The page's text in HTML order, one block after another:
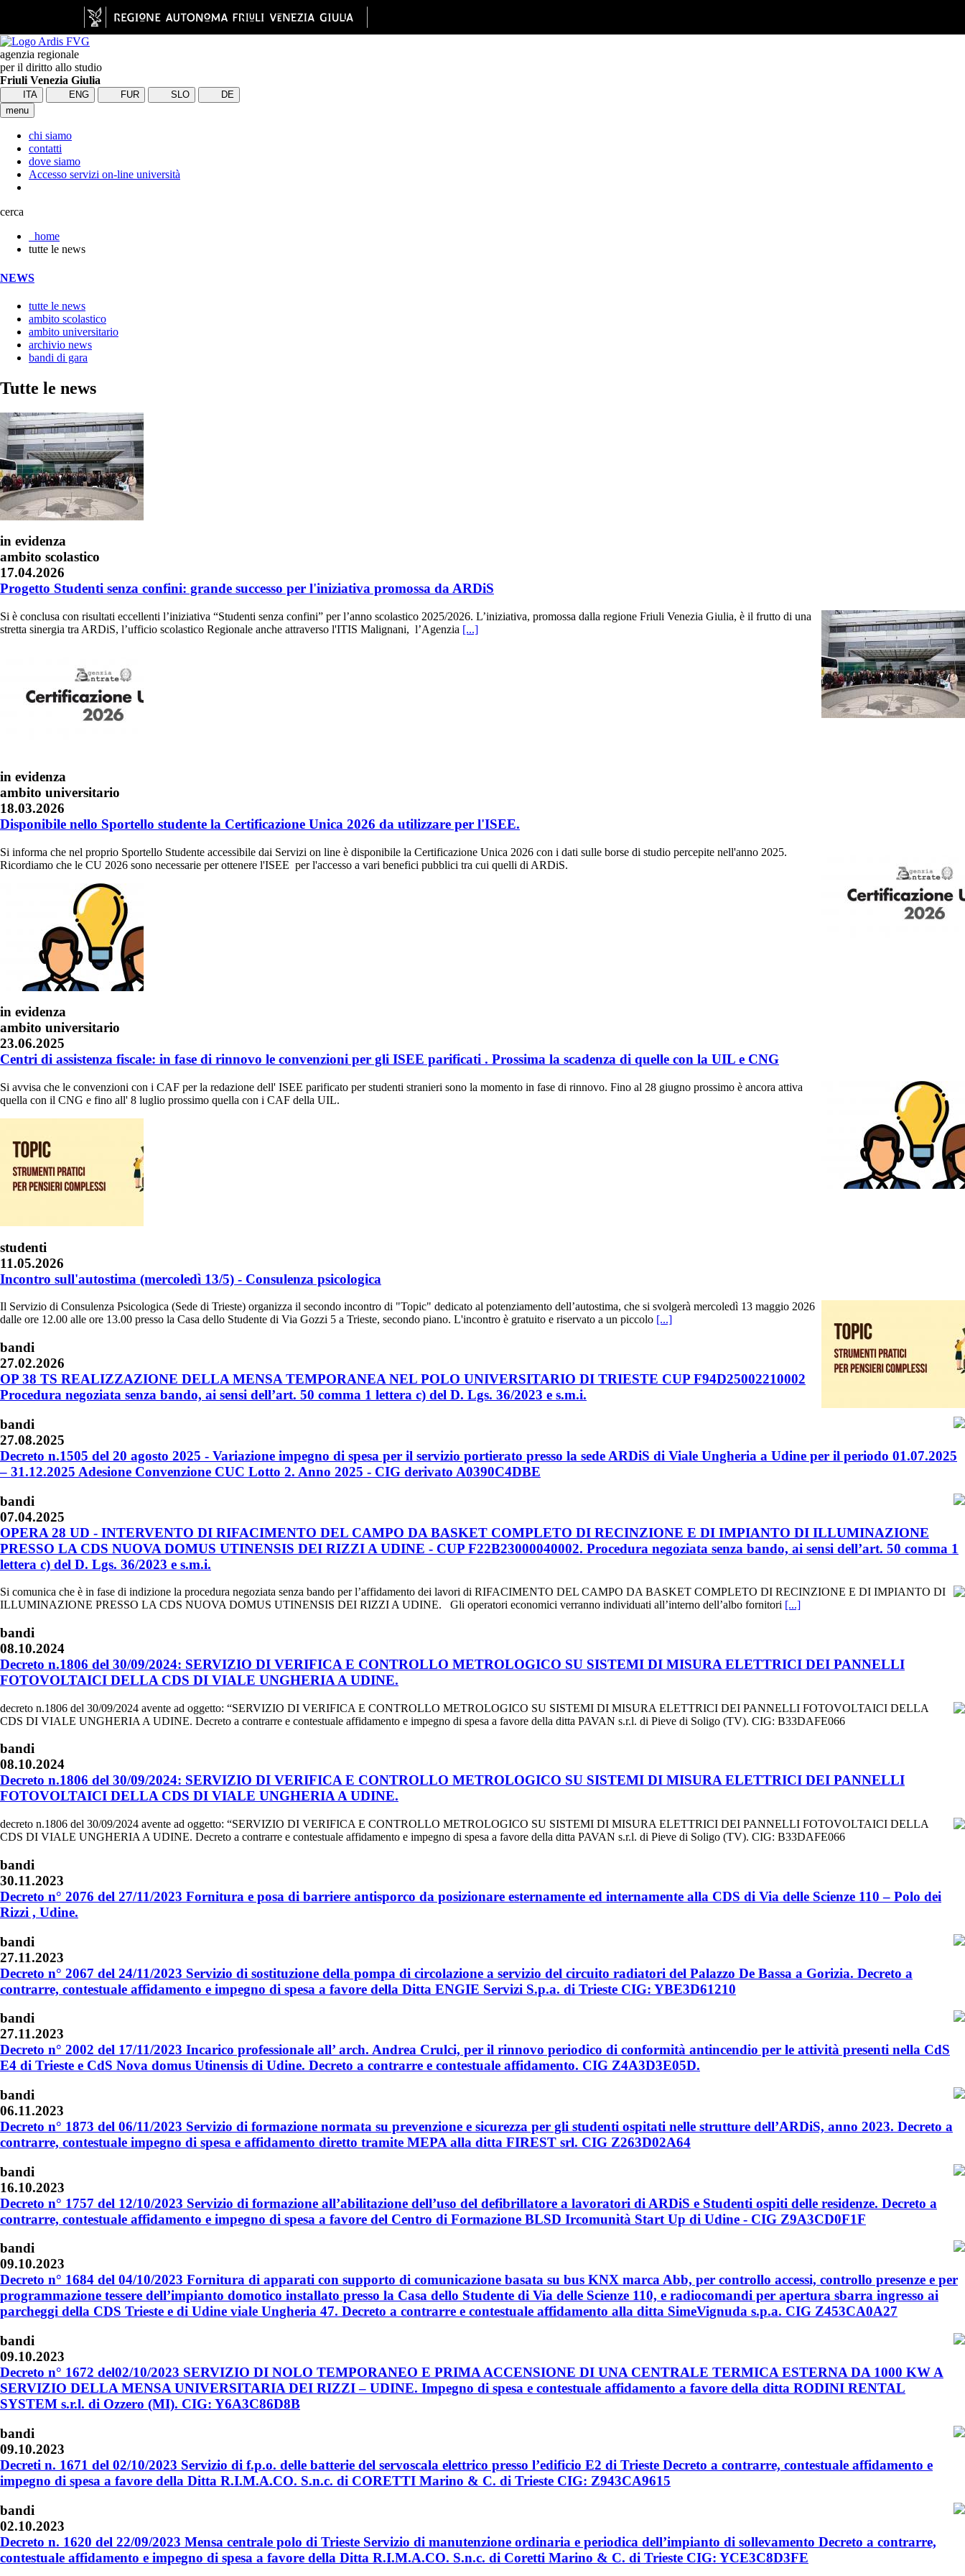
agenzia regionale
per il diritto allo studio
Friuli Venezia Giulia
ITA ENG FUR SLO
DE
menu
chi siamo
contatti
dove siamo
Accesso servizi on-line università
cerca
home
tutte le news
NEWS
tutte le news
ambito scolastico
ambito universitario
archivio news
bandi di gara
Tutte le news
in evidenza
ambito scolastico
17.04.2026
Progetto Studenti senza confini: grande successo per l'iniziativa promossa da ARDiS
Si è conclusa con risultati eccellenti l’iniziativa “Studenti senza confini” per l’anno scolastico 2025/2026. L’iniziativa, promossa dalla regione Friuli Venezia Giulia, è il frutto di una
stretta sinergia tra ARDiS, l’ufficio scolastico Regionale anche attraverso l'ITIS Malignani, l’Agenzia [...]
in evidenza
ambito universitario
18.03.2026
Disponibile nello Sportello studente la Certificazione Unica 2026 da utilizzare per l'ISEE.
Si informa che nel proprio Sportello Studente accessibile dai Servizi on line è disponibile la Certificazione Unica 2026 con i dati sulle borse di studio percepite nell'anno 2025.
Ricordiamo che le CU 2026 sono necessarie per ottenere l'ISEE per l'accesso a vari benefici pubblici tra cui quelli di ARDiS.
in evidenza
ambito universitario
23.06.2025
Centri di assistenza fiscale: in fase di rinnovo le convenzioni per gli ISEE parificati . Prossima la scadenza di quelle con la UIL e CNG
Si avvisa che le convenzioni con i CAF per la redazione dell' ISEE parificato per studenti stranieri sono la momento in fase di rinnovo. Fino al 28 giugno prossimo è ancora attiva
quella con il CNG e fino all' 8 luglio prossimo quella con i CAF della UIL.
studenti
11.05.2026
Incontro sull'autostima (mercoledì 13/5) - Consulenza psicologica
Il Servizio di Consulenza Psicologica (Sede di Trieste) organizza il secondo incontro di "Topic" dedicato al potenziamento dell’autostima, che si svolgerà mercoledì 13 maggio 2026
dalle ore 12.00 alle ore 13.00 presso la Casa dello Studente di Via Gozzi 5 a Trieste, secondo piano. L'incontro è gratuito e riservato a un piccolo [...]
bandi
27.02.2026
OP 38 TS REALIZZAZIONE DELLA MENSA TEMPORANEA NEL POLO UNIVERSITARIO DI TRIESTE CUP F94D25002210002
Procedura negoziata senza bando, ai sensi dell’art. 50 comma 1 lettera c) del D. Lgs. 36/2023 e s.m.i.
bandi
27.08.2025
Decreto n.1505 del 20 agosto 2025 - Variazione impegno di spesa per il servizio portierato presso la sede ARDiS di Viale Ungheria a Udine per il periodo 01.07.2025
– 31.12.2025 Adesione Convenzione CUC Lotto 2. Anno 2025 - CIG derivato A0390C4DBE
bandi
07.04.2025
OPERA 28 UD - INTERVENTO DI RIFACIMENTO DEL CAMPO DA BASKET COMPLETO DI RECINZIONE E DI IMPIANTO DI ILLUMINAZIONE
PRESSO LA CDS NUOVA DOMUS UTINENSIS DEI RIZZI A UDINE - CUP F22B23000040002. Procedura negoziata senza bando, ai sensi dell’art. 50 comma 1
lettera c) del D. Lgs. 36/2023 e s.m.i.
Si comunica che è in fase di indizione la procedura negoziata senza bando per l’affidamento dei lavori di RIFACIMENTO DEL CAMPO DA BASKET COMPLETO DI RECINZIONE E DI IMPIANTO DI
ILLUMINAZIONE PRESSO LA CDS NUOVA DOMUS UTINENSIS DEI RIZZI A UDINE. Gli operatori economici verranno individuati all’interno dell’albo fornitori [...]
bandi
08.10.2024
Decreto n.1806 del 30/09/2024: SERVIZIO DI VERIFICA E CONTROLLO METROLOGICO SU SISTEMI DI MISURA ELETTRICI DEI PANNELLI
FOTOVOLTAICI DELLA CDS DI VIALE UNGHERIA A UDINE.
decreto n.1806 del 30/09/2024 avente ad oggetto: “SERVIZIO DI VERIFICA E CONTROLLO METROLOGICO SU SISTEMI DI MISURA ELETTRICI DEI PANNELLI FOTOVOLTAICI DELLA
CDS DI VIALE UNGHERIA A UDINE. Decreto a contrarre e contestuale affidamento e impegno di spesa a favore della ditta PAVAN s.r.l. di Pieve di Soligo (TV). CIG: B33DAFE066
bandi
08.10.2024
Decreto n.1806 del 30/09/2024: SERVIZIO DI VERIFICA E CONTROLLO METROLOGICO SU SISTEMI DI MISURA ELETTRICI DEI PANNELLI
FOTOVOLTAICI DELLA CDS DI VIALE UNGHERIA A UDINE.
decreto n.1806 del 30/09/2024 avente ad oggetto: “SERVIZIO DI VERIFICA E CONTROLLO METROLOGICO SU SISTEMI DI MISURA ELETTRICI DEI PANNELLI FOTOVOLTAICI DELLA
CDS DI VIALE UNGHERIA A UDINE. Decreto a contrarre e contestuale affidamento e impegno di spesa a favore della ditta PAVAN s.r.l. di Pieve di Soligo (TV). CIG: B33DAFE066
bandi
30.11.2023
Decreto n° 2076 del 27/11/2023 Fornitura e posa di barriere antisporco da posizionare esternamente ed internamente alla CDS di Via delle Scienze 110 – Polo dei
Rizzi , Udine.
bandi
27.11.2023
Decreto n° 2067 del 24/11/2023 Servizio di sostituzione della pompa di circolazione a servizio del circuito radiatori del Palazzo De Bassa a Gorizia. Decreto a
contrarre, contestuale affidamento e impegno di spesa a favore della Ditta ENGIE Servizi S.p.a. di Trieste CIG: YBE3D61210
bandi
27.11.2023
Decreto n° 2002 del 17/11/2023 Incarico professionale all’ arch. Andrea Crulci, per il rinnovo periodico di conformità antincendio per le attività presenti nella CdS
E4 di Trieste e CdS Nova domus Utinensis di Udine. Decreto a contrarre e contestuale affidamento. CIG Z4A3D3E05D.
bandi
06.11.2023
Decreto n° 1873 del 06/11/2023 Servizio di formazione normata su prevenzione e sicurezza per gli studenti ospitati nelle strutture dell’ARDiS, anno 2023. Decreto a
contrarre, contestuale impegno di spesa e affidamento diretto tramite MEPA alla ditta FIREST srl. CIG Z263D02A64
bandi
16.10.2023
Decreto n° 1757 del 12/10/2023 Servizio di formazione all’abilitazione dell’uso del defibrillatore a lavoratori di ARDiS e Studenti ospiti delle residenze. Decreto a
contrarre, contestuale affidamento e impegno di spesa a favore del Centro di Formazione BLSD Ircomunità Start Up di Udine - CIG Z9A3CD0F1F
bandi
09.10.2023
Decreto n° 1684 del 04/10/2023 Fornitura di apparati con supporto di comunicazione basata su bus KNX marca Abb, per controllo accessi, controllo presenze e per
programmazione tessere dell’impianto domotico installato presso la Casa dello Studente di Via delle Scienze 110, e radiocomandi per apertura sbarra ingresso ai
parcheggi della CDS Trieste e di Udine viale Ungheria 47. Decreto a contrarre e contestuale affidamento alla ditta SimeVignuda s.p.a. CIG Z453CA0A27
bandi
09.10.2023
Decreto n° 1672 del02/10/2023 SERVIZIO DI NOLO TEMPORANEO E PRIMA ACCENSIONE DI UNA CENTRALE TERMICA ESTERNA DA 1000 KW A
SERVIZIO DELLA MENSA UNIVERSITARIA DEI RIZZI – UDINE. Impegno di spesa e contestuale affidamento a favore della ditta RODINI RENTAL
SYSTEM s.r.l. di Ozzero (MI). CIG: Y6A3C86D8B
bandi
09.10.2023
Decreti n. 1671 del 02/10/2023 Servizio di f.p.o. delle batterie del servoscala elettrico presso l’edificio E2 di Trieste Decreto a contrarre, contestuale affidamento e
impegno di spesa a favore della Ditta R.I.M.A.CO. S.n.c. di CORETTI Marino & C. di Trieste CIG: Z943CA9615
bandi
02.10.2023
Decreto n. 1620 del 22/09/2023 Mensa centrale polo di Trieste Servizio di manutenzione ordinaria e periodica dell’impianto di sollevamento Decreto a contrarre,
contestuale affidamento e impegno di spesa a favore della Ditta R.I.M.A.CO. S.n.c. di Coretti Marino & C. di Trieste CIG: YCE3C8D3FE